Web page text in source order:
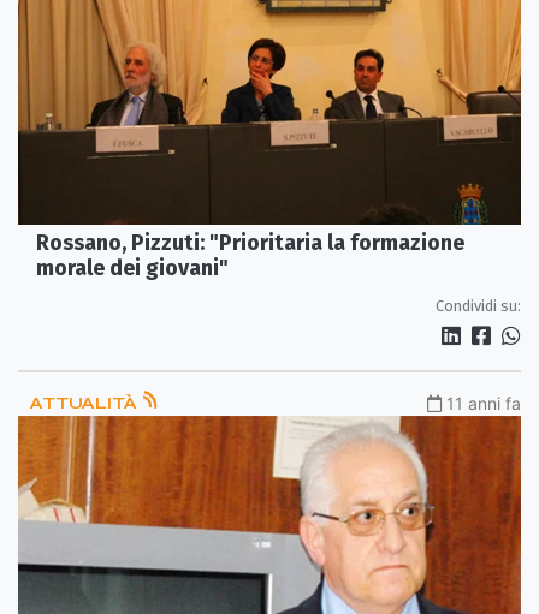
Rossano, Pizzuti: "Prioritaria la formazione
morale dei giovani"
Condividi su:
ATTUALITÀ 11 anni fa